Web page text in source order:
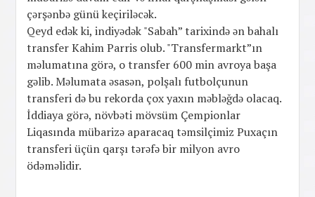
çərşənbə günü keçiriləcək.
Qeyd edək ki, indiyədək "Sabah” tarixində ən bahalı
transfer Kahim Parris olub. "Transfermarkt”ın
məlumatına görə, o transfer 600 min avroya başa
gəlib. Məlumata əsasən, polşalı futbolçunun
transferi də bu rekorda çox yaxın məbləğdə olacaq.
İddiaya görə, növbəti mövsüm Çempionlar
Liqasında mübarizə aparacaq təmsilçimiz Puxaçın
transferi üçün qarşı tərəfə bir milyon avro
ödəməlidir.